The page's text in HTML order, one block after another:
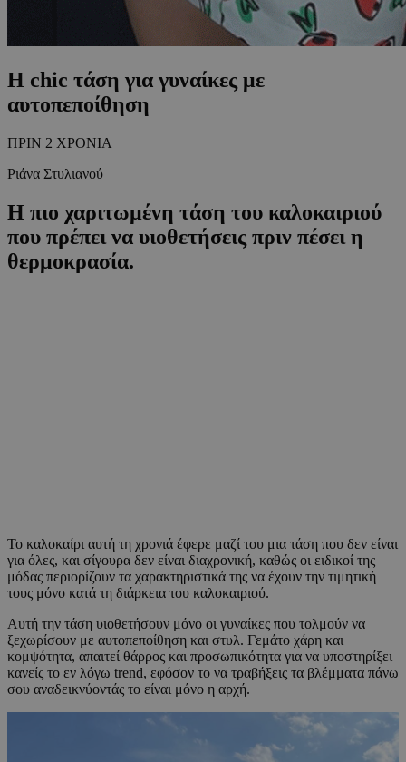
Η chic τάση για γυναίκες με
αυτοπεποίθηση
ΠΡΙΝ 2 ΧΡΟΝΙΑ
Ριάνα Στυλιανού
Η πιο χαριτωμένη τάση του καλοκαιριού
που πρέπει να υιοθετήσεις πριν πέσει η
θερμοκρασία.
Το καλοκαίρι αυτή τη χρονιά έφερε μαζί του μια τάση που δεν είναι
για όλες, και σίγουρα δεν είναι διαχρονική, καθώς οι ειδικοί της
μόδας περιορίζουν τα χαρακτηριστικά της να έχουν την τιμητική
τους μόνο κατά τη διάρκεια του καλοκαιριού.
Αυτή την τάση υιοθετήσουν μόνο οι γυναίκες που τολμούν να
ξεχωρίσουν με αυτοπεποίθηση και στυλ. Γεμάτο χάρη και
κομψότητα, απαιτεί θάρρος και προσωπικότητα για να υποστηρίξει
κανείς το εν λόγω trend, εφόσον το να τραβήξεις τα βλέμματα πάνω
σου αναδεικνύοντάς το είναι μόνο η αρχή.